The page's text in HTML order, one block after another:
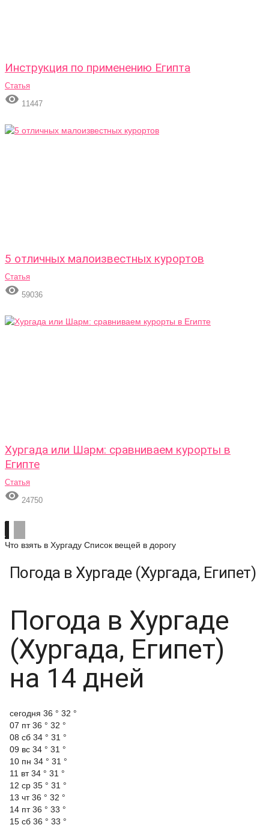
Инструкция по применению Египта
Статья
 11447
5 отличных малоизвестных курортов
Статья
 59036
Хургада или Шарм: сравниваем курорты в
Египте
Статья
 24750
Что взять в Хургаду Список вещей в дорогу
Погода в Хургаде (Хургада, Египет)
Погода в Хургаде
(Хургада, Египет)
на 14 дней
cегодня 36 ° 32 °
07 пт36 ° 32 °
08 сб 34 ° 31 °
09 вс 34 ° 31 °
10 пн 34 ° 31 °
11 вт34 ° 31 °
12 ср 35 ° 31 °
13 чт36 ° 32 °
14 пт36 ° 33 °
15 сб 36 ° 33 °